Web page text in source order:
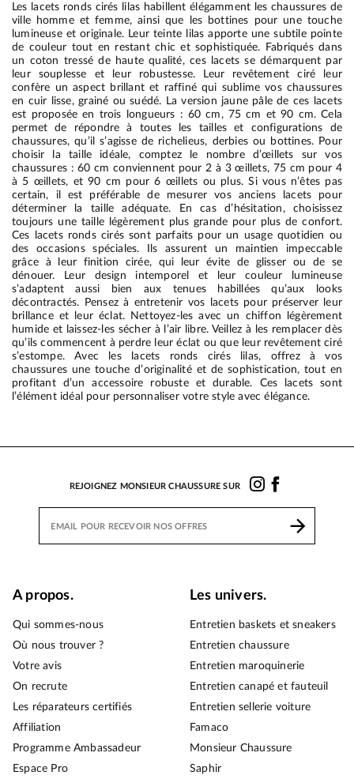
Les lacets ronds cirés lilas habillent élégamment les chaussures de
ville homme et femme, ainsi que les bottines pour une touche
lumineuse et originale. Leur teinte lilas apporte une subtile pointe
de couleur tout en restant chic et sophistiquée. Fabriqués dans
un coton tressé de haute qualité, ces lacets se démarquent par
leur souplesse et leur robustesse. Leur revêtement ciré leur
confère un aspect brillant et raffiné qui sublime vos chaussures
en cuir lisse, grainé ou suédé. La version jaune pâle de ces lacets
est proposée en trois longueurs : 60 cm, 75 cm et 90 cm. Cela
permet de répondre à toutes les tailles et configurations de
chaussures, qu’il s’agisse de richelieus, derbies ou bottines. Pour
choisir la taille idéale, comptez le nombre d’œillets sur vos
chaussures : 60 cm conviennent pour 2 à 3 œillets, 75 cm pour 4
à 5 œillets, et 90 cm pour 6 œillets ou plus. Si vous n’êtes pas
certain, il est préférable de mesurer vos anciens lacets pour
déterminer la taille adéquate. En cas d’hésitation, choisissez
toujours une taille légèrement plus grande pour plus de confort.
Ces lacets ronds cirés sont parfaits pour un usage quotidien ou
des occasions spéciales. Ils assurent un maintien impeccable
grâce à leur finition cirée, qui leur évite de glisser ou de se
dénouer. Leur design intemporel et leur couleur lumineuse
s’adaptent aussi bien aux tenues habillées qu’aux looks
décontractés. Pensez à entretenir vos lacets pour préserver leur
brillance et leur éclat. Nettoyez-les avec un chiffon légèrement
humide et laissez-les sécher à l’air libre. Veillez à les remplacer dès
qu’ils commencent à perdre leur éclat ou que leur revêtement ciré
s’estompe. Avec les lacets ronds cirés lilas, offrez à vos
chaussures une touche d’originalité et de sophistication, tout en
profitant d’un accessoire robuste et durable. Ces lacets sont
l’élément idéal pour personnaliser votre style avec élégance.
REJOIGNEZ MONSIEUR CHAUSSURE SUR
A propos.
Qui sommes-nous
Où nous trouver ?
Votre avis
On recrute
Les réparateurs certifiés
Affiliation
Programme Ambassadeur
Espace Pro
Les univers.
Entretien baskets et sneakers
Entretien chaussure
Entretien maroquinerie
Entretien canapé et fauteuil
Entretien sellerie voiture
Famaco
Monsieur Chaussure
Saphir